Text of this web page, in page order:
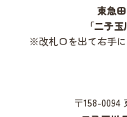
東急
「二子
※改札口を出て右手
〒158-0094